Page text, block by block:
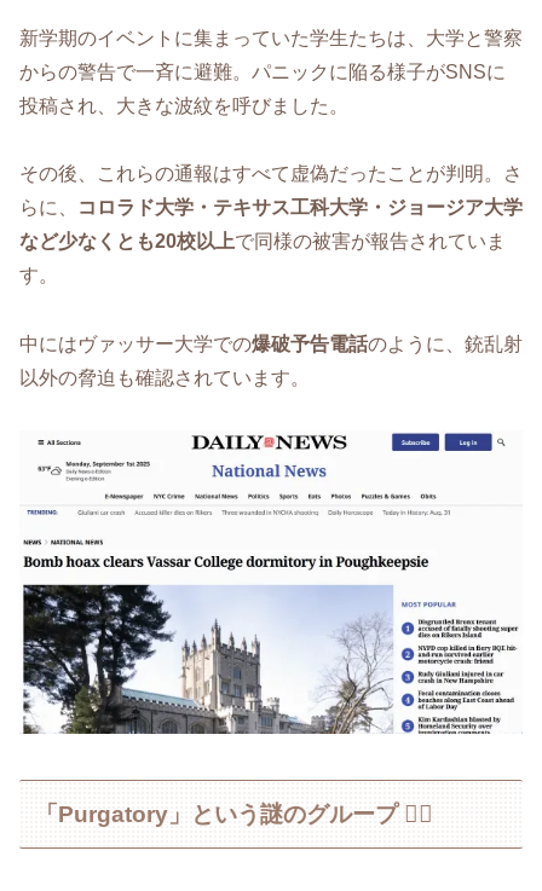
新学期のイベントに集まっていた学生たちは、大学と警察
からの警告で一斉に避難。パニックに陥る様子がSNSに
投稿され、大きな波紋を呼びました。
その後、これらの通報はすべて虚偽だったことが判明。さ
らに、
コロラド大学・テキサス工科大学・ジョージア大学
など少なくとも20校以上で同様の被害が報告されていま
す。
中にはヴァッサー大学での爆破予告電話のように、銃乱射
以外の脅迫も確認されています。
「Purgatory」という謎のグループ 🕵️‍♂️